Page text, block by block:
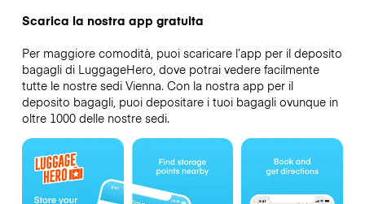
Scarica la nostra app gratuita
Per maggiore comodità, puoi scaricare l’app per il deposito
bagagli di LuggageHero, dove potrai vedere facilmente
tutte le nostre sedi Vienna. Con la nostra app per il
deposito bagagli, puoi depositare i tuoi bagagli ovunque in
oltre 1000 delle nostre sedi.